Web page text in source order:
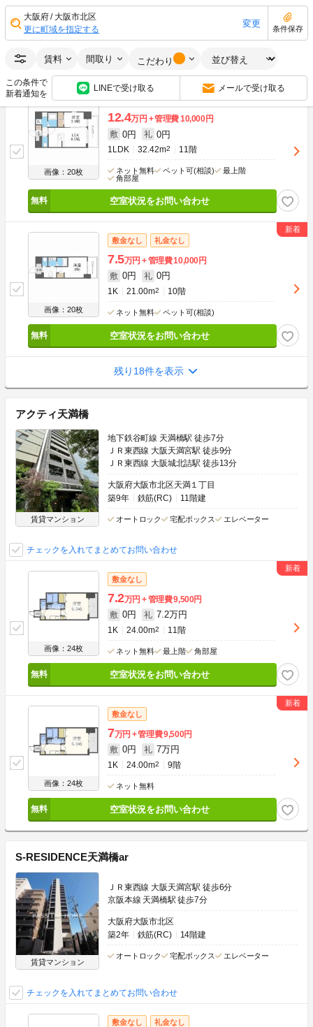
大阪府 大阪市北区
更に町域を指定する
変更
条件保存
賃料 間取り こだわり
この条件で
新着通知を
LINEで受け取る メールで受け取る
画像：20枚
空室状況をお問い合わせ
画像：20枚
敷金なし 礼金なし
12.4万円 管理費10,000円
敷 0円 礼 0円
1LDK 32.42m2 11階
ネット無料 ペット可(相談)
最上階
角部屋
空室状況をお問い合わせ
画像：20枚
敷金なし 礼金なし
7.5万円 管理費10,000円
敷 0円 礼 0円
1K 21.00m2 10階
ネット無料 ペット可(相談)
空室状況をお問い合わせ
残り18件を表示
アクティ天満橋
賃貸マンション
地下鉄谷町線 天満橋駅 徒歩7分
ＪＲ東西線 大阪天満宮駅 徒歩9分
ＪＲ東西線 大阪城北詰駅 徒歩13分
大阪府大阪市北区天満１丁目
築9年
鉄筋(RC) 11階建
オートロック 宅配ボックス エレベーター
チェックを入れてまとめてお問い合わせ
画像：24枚
敷金なし
7.2万円 管理費9,500円
敷 0円 礼 7.2万円
1K 24.00m2 11階
ネット無料 最上階 角部屋
空室状況をお問い合わせ
画像：24枚
敷金なし
7万円 管理費9,500円
敷 0円 礼 7万円
1K 24.00m2 9階
ネット無料
空室状況をお問い合わせ
S-RESIDENCE天満橋ar
賃貸マンション
ＪＲ東西線 大阪天満宮駅 徒歩6分
京阪本線 天満橋駅 徒歩7分
大阪府大阪市北区
築2年
鉄筋(RC) 14階建
オートロック 宅配ボックス エレベーター
チェックを入れてまとめてお問い合わせ
敷金なし 礼金なし